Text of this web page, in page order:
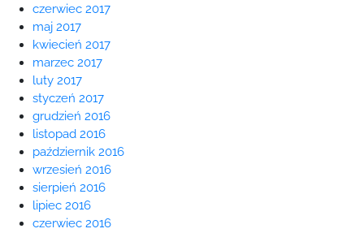
czerwiec 2017
maj 2017
kwiecień 2017
marzec 2017
luty 2017
styczeń 2017
grudzień 2016
listopad 2016
październik 2016
wrzesień 2016
sierpień 2016
lipiec 2016
czerwiec 2016